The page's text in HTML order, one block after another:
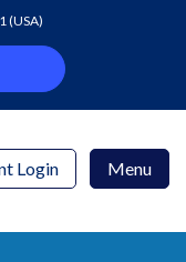
(USA)
Login Menu